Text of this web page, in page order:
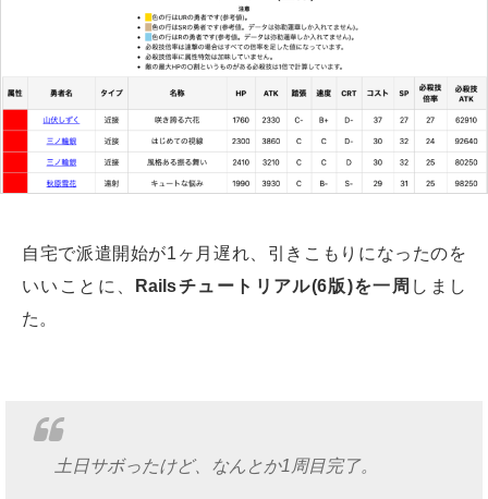
自宅で派遣開始が1ヶ月遅れ、引きこもりになったのを
いいことに、
Railsチュートリアル(6版)を一周 しまし
た。
土日サボったけど、なんとか1周目完了。